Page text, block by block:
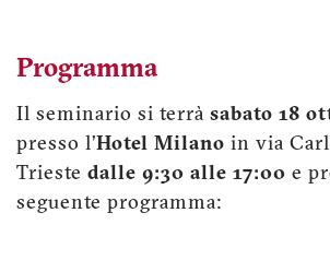
Programma
Il seminario si terrà sabato 18
presso l’Hotel Milano in via
Trieste dalle 9:30 alle 17:00 e
seguente programma: